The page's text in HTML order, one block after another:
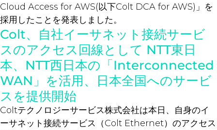
Cloud Access for AWS(以下Colt DCA for AWS)」を
採用したことを発表しました。
Colt、自社イーサネット接続サービ
スのアクセス回線として NTT東日
本、NTT西日本の「Interconnected
WAN」を活用、日本全国へのサービ
スを提供開始
Coltテクノロジーサービス株式会社は本日、自身のイ
ーサネット接続サービス（Colt Ethernet）のアクセス